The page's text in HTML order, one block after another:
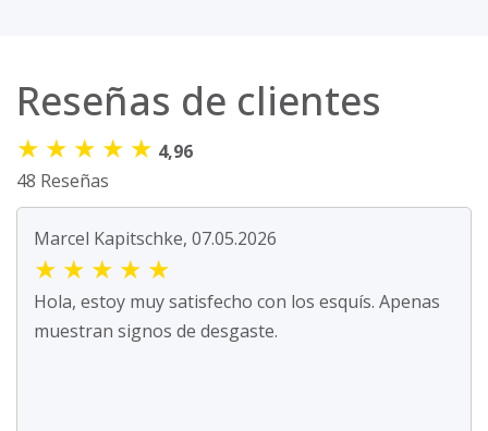
Reseñas de clientes
★ ★ ★ ★ ★ 4,96
48 Reseñas
Marcel Kapitschke, 07.05.2026
★ ★ ★ ★ ★
Hola, estoy muy satisfecho con los esquís. Apenas
muestran signos de desgaste.